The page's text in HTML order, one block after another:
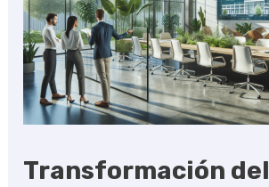
Transformación del